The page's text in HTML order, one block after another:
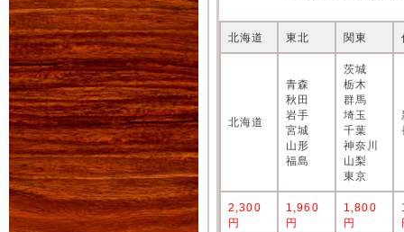
北海道 東北 関東
北海道
青森
秋田
岩手
宮城
山形
福島
茨城
栃木
群馬
埼玉
千葉
神奈川
山梨
東京
2,300
円
1,960
円
1,800
円